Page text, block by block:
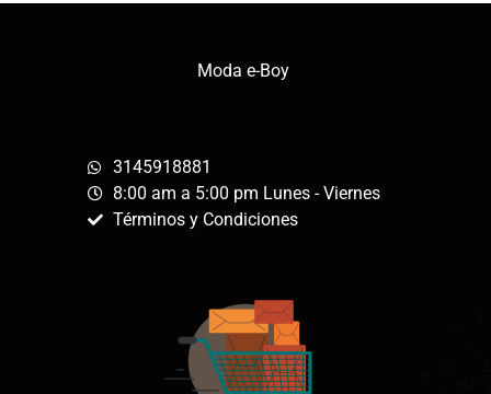
Moda e-Boy
3145918881
8:00 am a 5:00 pm Lunes - Viernes
Términos y Condiciones